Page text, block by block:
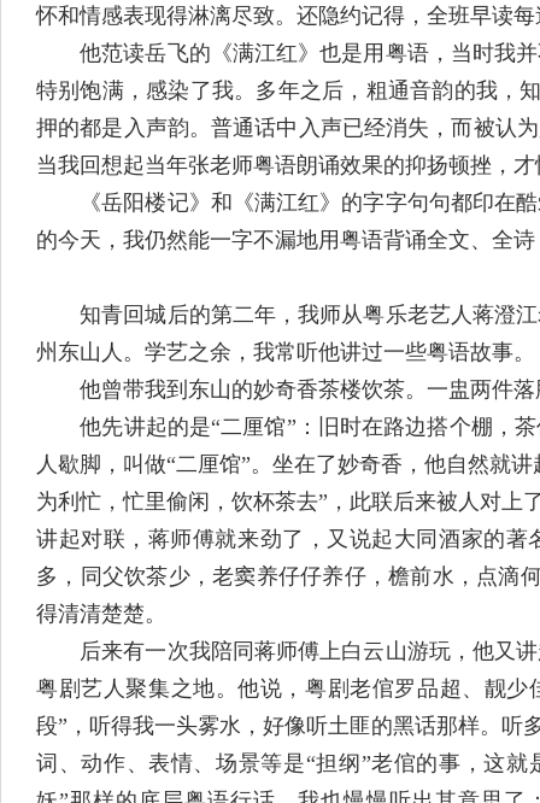
怀和情感表现得淋漓尽致。还隐约记得，全班早读
他范读岳飞的《满江红》也是用粤语，当时我并
特别饱满，感染了我。多年之后，粗通音韵的我，
押的都是入声韵。普通话中入声已经消失，而被认
当我回想起当年张老师粤语朗诵效果的抑扬顿挫，
《岳阳楼记》和《满江红》的字字句句都印在酷
的今天，我仍然能一字不漏地用粤语背诵全文、全
知青回城后的第二年，我师从粤乐老艺人蒋澄江
州东山人。学艺之余，我常听他讲过一些粤语故事。
他曾带我到东山的妙奇香茶楼饮茶。一盅两件落
他先讲起的是“二厘馆”：旧时在路边搭个棚，茶
人歇脚，叫做“二厘馆”。坐在了妙奇香，他自然就
为利忙，忙里偷闲，饮杯茶去”，此联后来被人对上
讲起对联，蒋师傅就来劲了，又说起大同酒家的
多，同父饮茶少，老窦养仔仔养仔，檐前水，点滴
得清清楚楚。
后来有一次我陪同蒋师傅上白云山游玩，他又讲
粤剧艺人聚集之地。他说，粤剧老倌罗品超、靓
段”，听得我一头雾水，好像听土匪的黑话那样。听
词、动作、表情、场景等是“担纲”老倌的事，这